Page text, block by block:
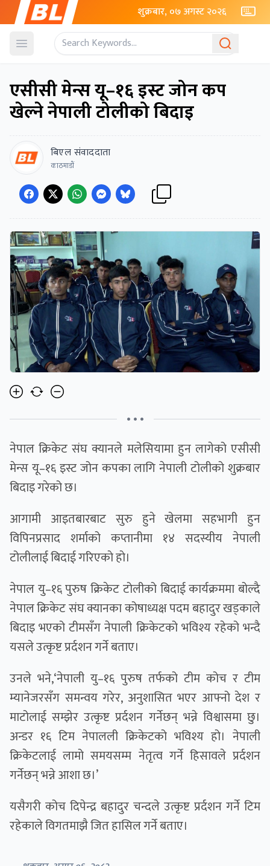
शुक्रबार, ०७ अगस्ट २०२६
Open menu
एसीसी मेन्स यू–१६ इस्ट जोन कप
खेल्ने नेपाली टोलीको बिदाइ
बिएल संवाददाता
काठमाडाैं
• • •
नेपाल क्रिकेट संघ क्यानले मलेसियामा हुन लागेको एसीसी
मेन्स यू–१६ इस्ट जोन कपका लागि नेपाली टोलीको शुक्रबार
बिदाइ गरेको छ।
आगामी आइतबारबाट सुरु हुने खेलमा सहभागी हुन
विपिनप्रसाद शर्माको कप्तानीमा १४ सदस्यीय नेपाली
टोलीलाई बिदाई गरिएकाे हाे।
नेपाल यु–१६ पुरुष क्रिकेट टोलीको बिदाई कार्यक्रममा बोल्दै
नेपाल क्रिकेट संघ क्यानका कोषाध्यक्ष पदम बहादुर खड्काले
बिदाइ भएको टीमसँग नेपाली क्रिकेटको भविश्य रहेको भन्दै
यसले उत्कृष्ट प्रर्दशन गर्ने बताए।
उनले भने,‘नेपाली यु–१६ पुरुष तर्फको टीम कोच र टीम
म्यानेजरसँग समन्वय गरेर, अनुशासित भएर आफ्नो देश र
माटोलाई सम्झेर उत्कृष्ट प्रर्दशन गर्नेछन् भन्ने विश्वासमा छु।
अन्डर १६ टिम नेपालली क्रिकेटको भविश्य हो। नेपाली
क्रिकेटलाई लामो समयसम्म नेतृत्व गर्ने हिसावले प्रर्दशन
गर्नेछन् भन्ने आशा छ।’
यसैगरी कोच दिपेन्द्र बहादुर चन्दले उत्कृष्ट प्रर्दशन गर्ने टिम
रहेकाले विगतमाझै जित हासिल गर्ने बताए।